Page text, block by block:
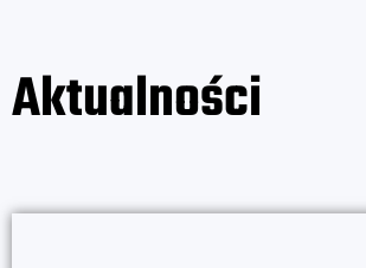
Aktualności